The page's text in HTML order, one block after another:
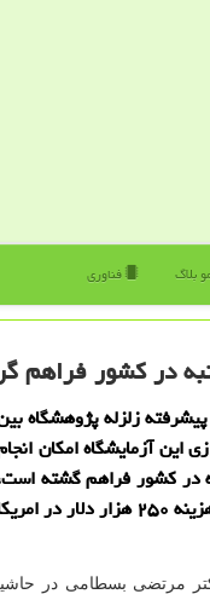
بلاگ فناوری
در كشور فراهم
زلزله پژوهشگاه
این آزمایشگاه امكان
در كشور فراهم گشته
اظهار داشت: در گذشته این تست ها با هزینه ۲۵۰ هزار دلار در
مرتضی بسطامی در